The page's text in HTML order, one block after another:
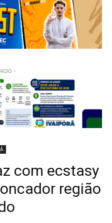
-
com ecstasy
região